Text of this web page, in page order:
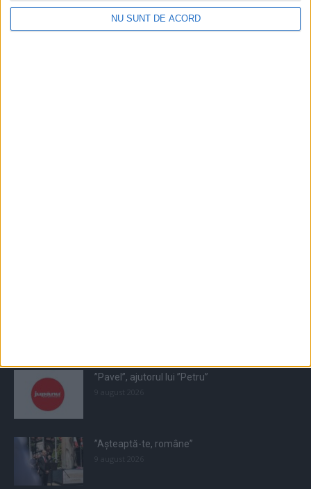
NU SUNT DE ACORD
”Pavel”, ajutorul lui ”Petru”
”Așteaptă-te, române”